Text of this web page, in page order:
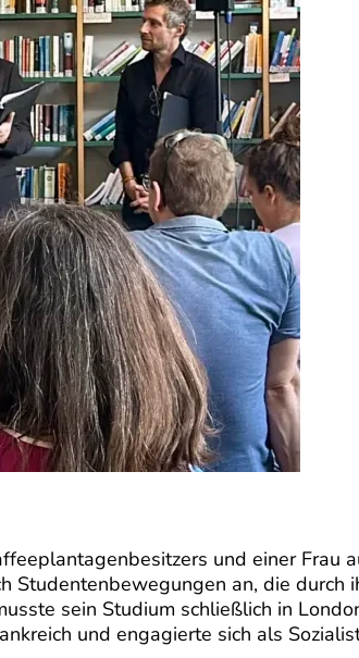
und einer Frau
Studentenbewegungen an, die
sein Studium schließlich in
und engagierte sich als